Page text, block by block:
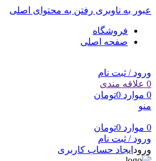
عبور به ناوبری رفتن به محتوای اصلی
فروشگاه
صفحه اصلی
ورود / ثبت نام
0 علاقه مندی
0 موارد 0تومان
منو
0 موارد 0تومان
ورود / ثبت نام
ورود ایجاد حساب کاربری